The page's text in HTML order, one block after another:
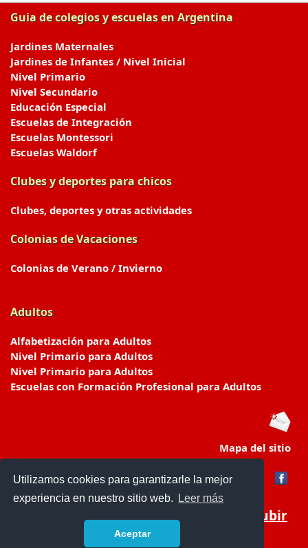
Utilizamos cookies para garantizarle la mejor
experiencia en nuestro sitio web.
Leer más
Aceptar
Guia de colegios y escuelas en Argentina
Jardines Maternales
Jardines de Infantes / Nivel Inicial
Nivel Primario
Nivel Secundario
Educación Especial
Escuelas de Integración
Escuelas Montessori
Escuelas Waldorf
Clubes y deportes para chicos
Clubes, deportes y otras actividades
Colonias de Vacaciones
Colonias de Verano / Invierno
Adultos
Alfabetización para Adultos
Nivel Primario para Adultos
Nivel Primario para Adultos
Escuelas con Formación Profesional para Adultos
Mapa del sitio
Subir